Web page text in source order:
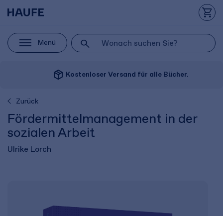
Menü
package_2 Kostenloser Versand für alle Bücher.
Zurück
Fördermittelmanagement in der
sozialen Arbeit
Ulrike Lorch